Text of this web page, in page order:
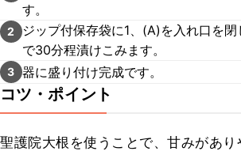
す。
2
ジップ付保存袋に1、(A)を入れ口を
で30分程漬けこみます。
3 器に盛り付け完成です。
コツ・ポイント
聖護院大根を使うことで、甘みがあ